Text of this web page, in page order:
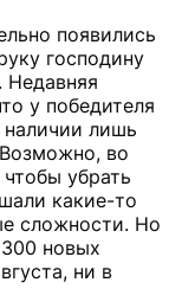
появились
господину
Недавняя
у победителя
лишь
во
убрать
какие-то
сложности. Но
новых
ни в